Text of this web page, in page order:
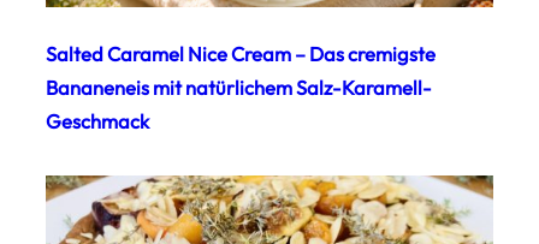
Salted Caramel Nice Cream – Das cremigste
Bananeneis mit natürlichem Salz-Karamell-
Geschmack